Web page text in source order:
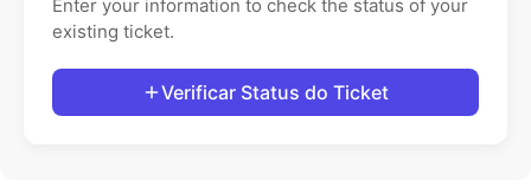
Enter your information to check the status of your
existing ticket.
Verificar Status do Ticket